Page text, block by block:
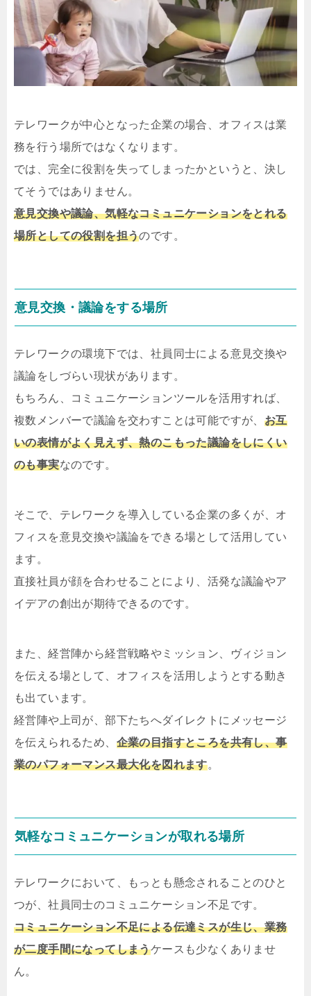
テレワークが中心となった企業の場合、オフィスは業
務を行う場所ではなくなります。
では、完全に役割を失ってしまったかというと、決し
てそうではありません。
意見交換や議論、気軽なコミュニケーションをとれる
場所としての役割を担うのです。
意見交換・議論をする場所
テレワークの環境下では、社員同士による意見交換や
議論をしづらい現状があります。
もちろん、コミュニケーションツールを活用すれば、
複数メンバーで議論を交わすことは可能ですが、 お互
いの表情がよく見えず、熱のこもった議論をしにくい
のも事実なのです。
そこで、テレワークを導入している企業の多くが、オ
フィスを意見交換や議論をできる場として活用してい
ます。
直接社員が顔を合わせることにより、活発な議論やア
イデアの創出が期待できるのです。
また、経営陣から経営戦略やミッション、ヴィジョン
を伝える場として、オフィスを活用しようとする動き
も出ています。
経営陣や上司が、部下たちへダイレクトにメッセージ
を伝えられるため、 企業の目指すところを共有し、事
業のパフォーマンス最大化を図れます。
気軽なコミュニケーションが取れる場所
テレワークにおいて、もっとも懸念されることのひと
つが、社員同士のコミュニケーション不足です。
コミュニケーション不足による伝達ミスが生じ、業務
が二度手間になってしまうケースも少なくありませ
ん。